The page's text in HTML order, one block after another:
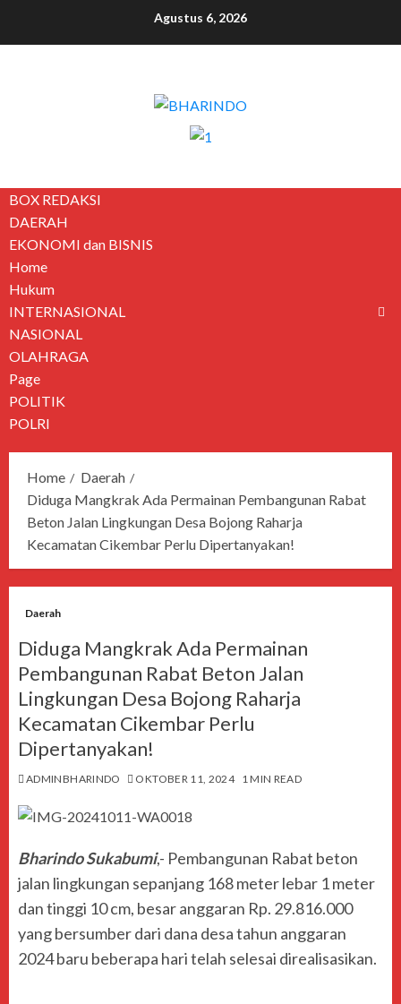
Agustus 6, 2026
BOX REDAKSI
DAERAH
EKONOMI dan BISNIS
Home
Hukum
INTERNASIONAL
NASIONAL
OLAHRAGA
Page
POLITIK
POLRI
Home
Daerah
Diduga Mangkrak Ada Permainan Pembangunan Rabat
Beton Jalan Lingkungan Desa Bojong Raharja
Kecamatan Cikembar Perlu Dipertanyakan!
Daerah
Diduga Mangkrak Ada Permainan
Pembangunan Rabat Beton Jalan
Lingkungan Desa Bojong Raharja
Kecamatan Cikembar Perlu
Dipertanyakan!
ADMINBHARINDO OKTOBER 11, 2024 1 MIN READ
Bharindo Sukabumi,- Pembangunan Rabat beton
jalan lingkungan sepanjang 168 meter lebar 1 meter
dan tinggi 10 cm, besar anggaran Rp. 29.816.000
yang bersumber dari dana desa tahun anggaran
2024 baru beberapa hari telah selesai direalisasikan.